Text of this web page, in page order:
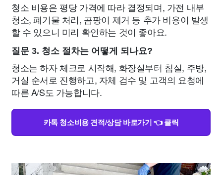
청소 비용은 평당 가격에 따라 결정되며, 가전 내부
청소, 폐기물 처리, 곰팡이 제거 등 추가 비용이 발생
할 수 있으니 미리 확인하는 것이 좋아요.
질문 3. 청소 절차는 어떻게 되나요?
청소는 하자 체크로 시작해, 화장실부터 침실, 주방,
거실 순서로 진행하고, 자체 검수 및 고객의 요청에
따른 A/S도 가능합니다.
카톡 청소비용 견적/상담 바로가기 👈 클릭